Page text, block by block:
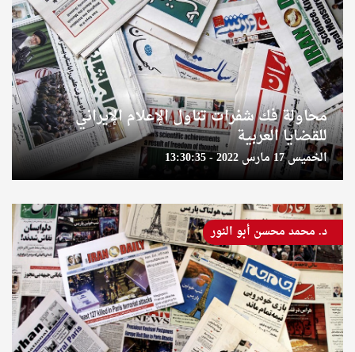
محاولة فك شفرات تناول الإعلام الإيراني
للقضايا العربية
الخميس 17 مارس 2022 - 13:30:35
د. محمد محسن أبو النور